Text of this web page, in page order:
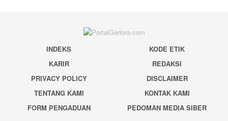
INDEKS
KODE ETIK
KARIR
REDAKSI
PRIVACY POLICY
DISCLAIMER
TENTANG KAMI
KONTAK KAMI
FORM PENGADUAN
PEDOMAN MEDIA SIBER